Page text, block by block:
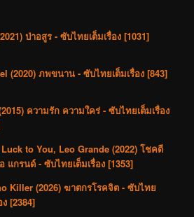
ป่าอสูร - ซับไทยเต็มเรื่อง [1031]
(2020) ภพขนาน - ซับไทยเต็มเรื่อง [843]
ความรัก ความใคร่ - ซับไทยเต็มเรื่อง
to You, Leo Grande (2022) โชคดี
แกรนด์ - ซับไทยเต็มเรื่อง [1353]
Killer (2026) ฆาตกรโรคจิต - ซับไทย
ง [2384]